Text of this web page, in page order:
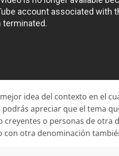
idea del contexto en el
apreciar que el tema
creyentes o personas de otra
otra denominación